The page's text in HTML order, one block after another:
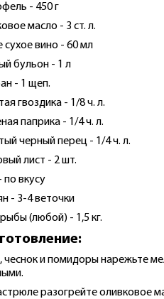
- 450 г
масло - 3 ст. л.
сухое вино - 60 мл
бульон - 1 л
- 1 щеп.
гвоздика - 1/8 ч. л.
паприка - 1/4 ч. л.
черный перец - 1/4 ч. л.
лист - 2 шт.
по вкусу
- 3-4 веточки
(любой) - 1,5 кг.
чеснок и помидоры нарежьте
разогрейте оливковое